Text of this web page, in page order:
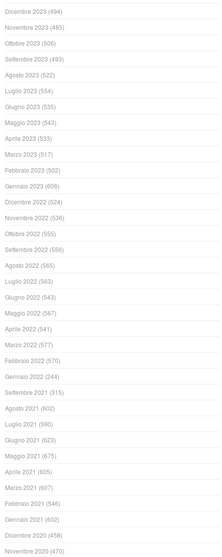
Dicembre 2023 (494)
Novembre 2023 (485)
Ottobre 2023 (506)
Settembre 2023 (493)
Agosto 2023 (522)
Luglio 2023 (554)
Giugno 2023 (535)
Maggio 2023 (543)
Aprile 2023 (533)
Marzo 2023 (517)
Febbraio 2023 (502)
Gennaio 2023 (606)
Dicembre 2022 (524)
Novembre 2022 (536)
Ottobre 2022 (555)
Settembre 2022 (556)
Agosto 2022 (565)
Luglio 2022 (563)
Giugno 2022 (543)
Maggio 2022 (567)
Aprile 2022 (541)
Marzo 2022 (577)
Febbraio 2022 (570)
Gennaio 2022 (244)
Settembre 2021 (315)
Agosto 2021 (602)
Luglio 2021 (590)
Giugno 2021 (623)
Maggio 2021 (675)
Aprile 2021 (605)
Marzo 2021 (607)
Febbraio 2021 (546)
Gennaio 2021 (602)
Dicembre 2020 (458)
Novembre 2020 (470)